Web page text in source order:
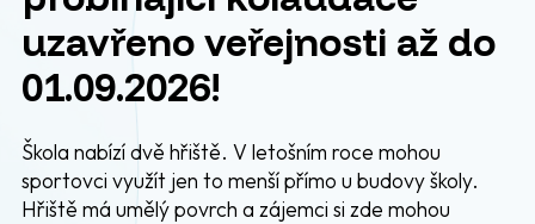
uzavřeno veřejnosti až do
01.09.2026!
Škola nabízí dvě hřiště. V letošním roce mohou
sportovci využít jen to menší přímo u budovy školy.
Hřiště má umělý povrch a zájemci si zde mohou